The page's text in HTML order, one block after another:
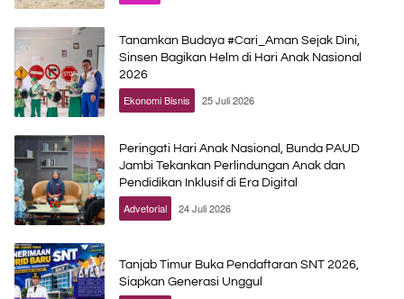
Tanamkan Budaya #Cari_Aman Sejak Dini,
Sinsen Bagikan Helm di Hari Anak Nasional
2026
Ekonomi Bisnis 25 Juli 2026
Peringati Hari Anak Nasional, Bunda PAUD
Jambi Tekankan Perlindungan Anak dan
Pendidikan Inklusif di Era Digital
Advetorial 24 Juli 2026
Tanjab Timur Buka Pendaftaran SNT 2026,
Siapkan Generasi Unggul